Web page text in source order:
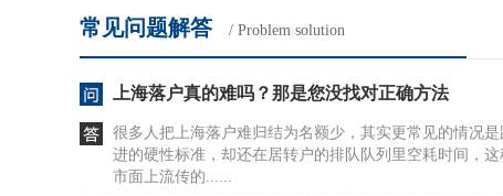
常见问题解答 / Problem solution
上海落户真的难吗？那是您没找对正确方法
很多人把上海落户难归结为名额少，其实更常见的情况是
进的硬性标准，却还在居转户的排队队列里空耗时间，这
市面上流传的......